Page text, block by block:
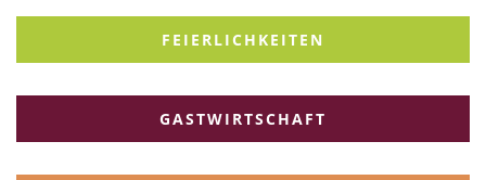
FEIERLICHKEITEN
GASTWIRTSCHAFT